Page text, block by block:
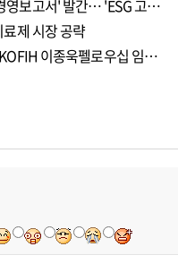
영보고서' 발간… 'ESG 고…
제 시장 공략
이종욱펠로우십 임…